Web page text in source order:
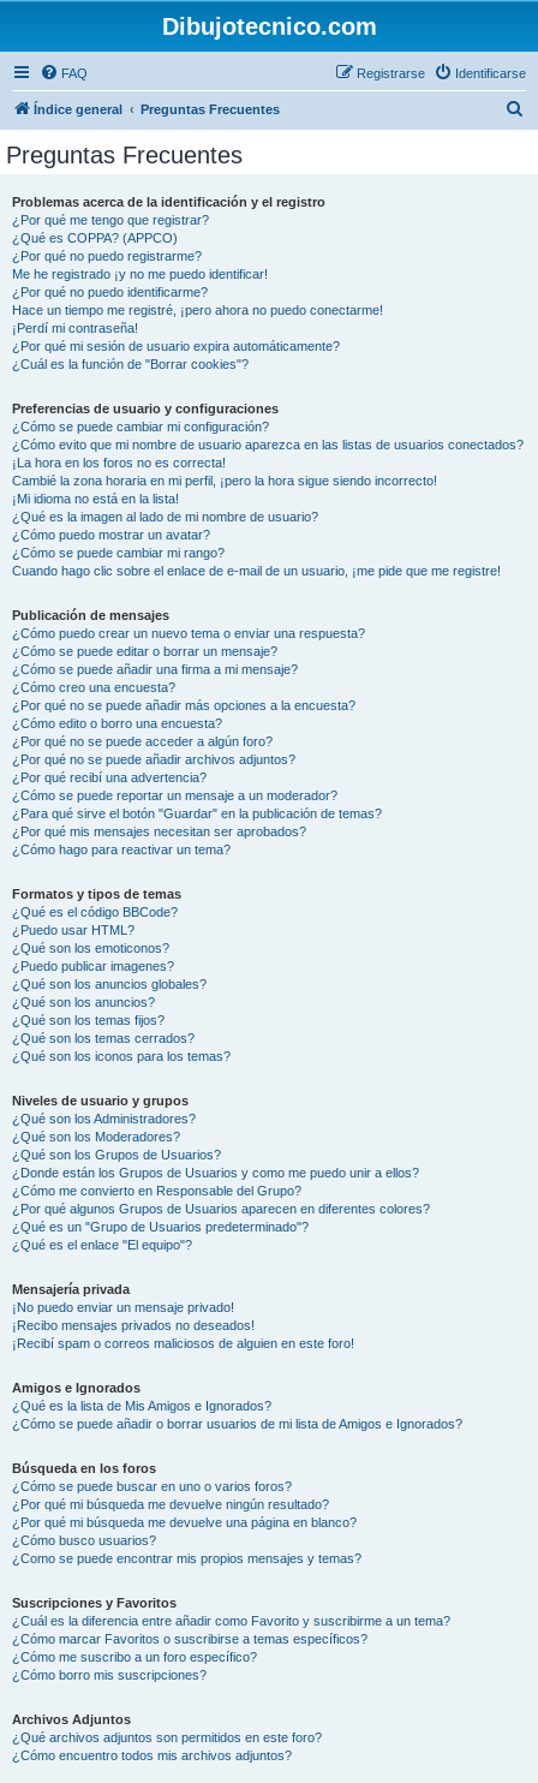
Dibujotecnico.com
FAQ Identificarse
Registrarse
Índice general Preguntas Frecuentes
Preguntas Frecuentes
Problemas acerca de la identificación y el registro
¿Por qué me tengo que registrar?
¿Qué es COPPA? (APPCO)
¿Por qué no puedo registrarme?
Me he registrado ¡y no me puedo identificar!
¿Por qué no puedo identificarme?
Hace un tiempo me registré, ¡pero ahora no puedo conectarme!
¡Perdí mi contraseña!
¿Por qué mi sesión de usuario expira automáticamente?
¿Cuál es la función de "Borrar cookies"?
Preferencias de usuario y configuraciones
¿Cómo se puede cambiar mi configuración?
¿Cómo evito que mi nombre de usuario aparezca en las listas de usuarios conectados?
¡La hora en los foros no es correcta!
Cambié la zona horaria en mi perfil, ¡pero la hora sigue siendo incorrecto!
¡Mi idioma no está en la lista!
¿Qué es la imagen al lado de mi nombre de usuario?
¿Cómo puedo mostrar un avatar?
¿Cómo se puede cambiar mi rango?
Cuando hago clic sobre el enlace de e-mail de un usuario, ¡me pide que me registre!
Publicación de mensajes
¿Cómo puedo crear un nuevo tema o enviar una respuesta?
¿Cómo se puede editar o borrar un mensaje?
¿Cómo se puede añadir una firma a mi mensaje?
¿Cómo creo una encuesta?
¿Por qué no se puede añadir más opciones a la encuesta?
¿Cómo edito o borro una encuesta?
¿Por qué no se puede acceder a algún foro?
¿Por qué no se puede añadir archivos adjuntos?
¿Por qué recibí una advertencia?
¿Cómo se puede reportar un mensaje a un moderador?
¿Para qué sirve el botón "Guardar" en la publicación de temas?
¿Por qué mis mensajes necesitan ser aprobados?
¿Cómo hago para reactivar un tema?
Formatos y tipos de temas
¿Qué es el código BBCode?
¿Puedo usar HTML?
¿Qué son los emoticonos?
¿Puedo publicar imagenes?
¿Qué son los anuncios globales?
¿Qué son los anuncios?
¿Qué son los temas fijos?
¿Qué son los temas cerrados?
¿Qué son los iconos para los temas?
Niveles de usuario y grupos
¿Qué son los Administradores?
¿Qué son los Moderadores?
¿Qué son los Grupos de Usuarios?
¿Donde están los Grupos de Usuarios y como me puedo unir a ellos?
¿Cómo me convierto en Responsable del Grupo?
¿Por qué algunos Grupos de Usuarios aparecen en diferentes colores?
¿Qué es un "Grupo de Usuarios predeterminado"?
¿Qué es el enlace "El equipo"?
Mensajería privada
¡No puedo enviar un mensaje privado!
¡Recibo mensajes privados no deseados!
¡Recibí spam o correos maliciosos de alguien en este foro!
Amigos e Ignorados
¿Qué es la lista de Mis Amigos e Ignorados?
¿Cómo se puede añadir o borrar usuarios de mi lista de Amigos e Ignorados?
Búsqueda en los foros
¿Cómo se puede buscar en uno o varios foros?
¿Por qué mi búsqueda me devuelve ningún resultado?
¿Por qué mi búsqueda me devuelve una página en blanco?
¿Cómo busco usuarios?
¿Como se puede encontrar mis propios mensajes y temas?
Suscripciones y Favoritos
¿Cuál es la diferencia entre añadir como Favorito y suscribirme a un tema?
¿Cómo marcar Favoritos o suscribirse a temas específicos?
¿Cómo me suscribo a un foro específico?
¿Cómo borro mis suscripciones?
Archivos Adjuntos
¿Qué archivos adjuntos son permitidos en este foro?
¿Cómo encuentro todos mis archivos adjuntos?